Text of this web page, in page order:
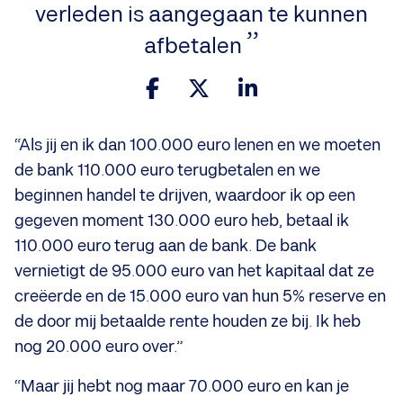
verleden is aangegaan te kunnen
afbetalen
“Als jij en ik dan 100.000 euro lenen en we moeten
de bank 110.000 euro terugbetalen en we
beginnen handel te drijven, waardoor ik op een
gegeven moment 130.000 euro heb, betaal ik
110.000 euro terug aan de bank. De bank
vernietigt de 95.000 euro van het kapitaal dat ze
creëerde en de 15.000 euro van hun 5% reserve en
de door mij betaalde rente houden ze bij. Ik heb
nog 20.000 euro over.”
“Maar jij hebt nog maar 70.000 euro en kan je